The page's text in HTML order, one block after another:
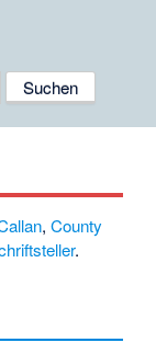
,County
.